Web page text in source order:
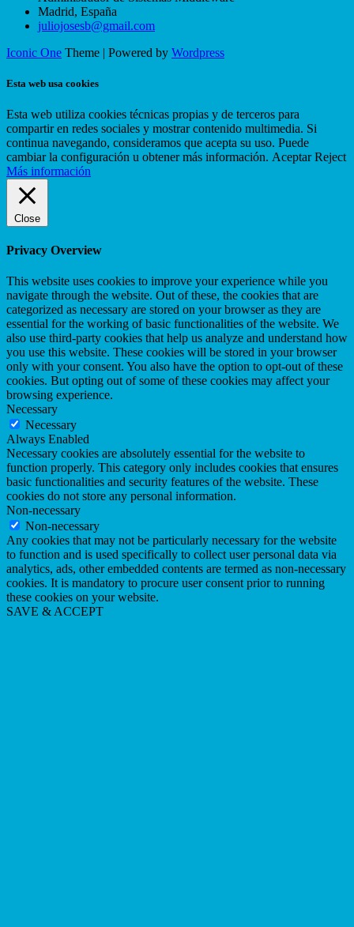
Madrid, España
juliojosesb@gmail.com
Iconic One Theme | Powered by Wordpress
Esta web usa cookies
Esta web utiliza cookies técnicas propias y de terceros para
compartir en redes sociales y mostrar contenido multimedia. Si
continua navegando, consideramos que acepta su uso. Puede
cambiar la configuración u obtener más información. Aceptar Reject
Más información
Close
Privacy Overview
This website uses cookies to improve your experience while you
navigate through the website. Out of these, the cookies that are
categorized as necessary are stored on your browser as they are
essential for the working of basic functionalities of the website. We
also use third-party cookies that help us analyze and understand how
you use this website. These cookies will be stored in your browser
only with your consent. You also have the option to opt-out of these
cookies. But opting out of some of these cookies may affect your
browsing experience.
Necessary
Necessary
Always Enabled
Necessary cookies are absolutely essential for the website to
function properly. This category only includes cookies that ensures
basic functionalities and security features of the website. These
cookies do not store any personal information.
Non-necessary
Non-necessary
Any cookies that may not be particularly necessary for the website
to function and is used specifically to collect user personal data via
analytics, ads, other embedded contents are termed as non-necessary
cookies. It is mandatory to procure user consent prior to running
these cookies on your website.
SAVE & ACCEPT